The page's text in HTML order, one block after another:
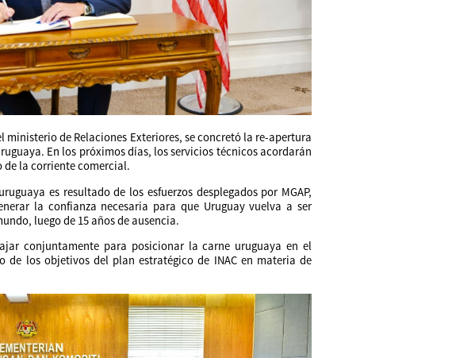
de Relaciones Exteriores, se concretó la re-apertura
En los próximos días, los servicios técnicos acordarán
de la corriente comercial.
es resultado de los esfuerzos desplegados por MGAP,
la confianza necesaria para que Uruguay vuelva a ser
luego de 15 años de ausencia.
conjuntamente para posicionar la carne uruguaya en el
los objetivos del plan estratégico de INAC en materia de